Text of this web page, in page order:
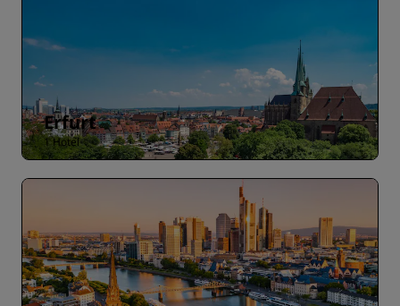
Erfurt
1 Hotel